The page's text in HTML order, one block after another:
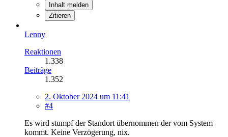
Inhalt melden
Zitieren
Lenny
Reaktionen
1.338
Beiträge
1.352
2. Oktober 2024 um 11:41
#4
Es wird stumpf der Standort übernommen der vom System
kommt. Keine Verzögerung, nix.